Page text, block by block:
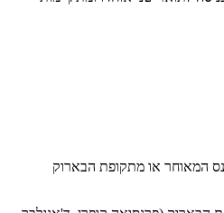
המאוחר או מתקופת הבארוק